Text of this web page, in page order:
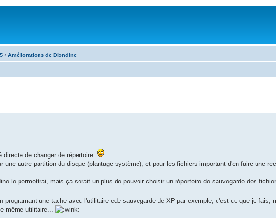
‹ Améliorations de Diondine
de changer de répertoire.
une autre partition du disque (plantage système), et pour les fichiers important d'en faire une
le permettrai, mais ça serait un plus de pouvoir choisir un répertoire de sauvegarde des
programant une tache avec l'utilitaire ede sauvegarde de XP par exemple, c'est ce que je fais,
même utilitaire...